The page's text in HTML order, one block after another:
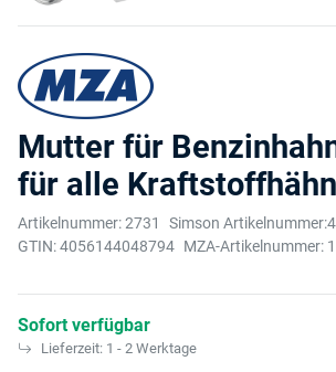
Mutter für
für alle
Artikelnummer:2731 Simson Artikelnummer:
GTIN:4056144048794 MZA-Artikelnummer:
Sofort verfügbar
Lieferzeit: 1 - 2 Werktage